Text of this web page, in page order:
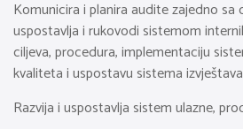
Komunicira i planira audite zajedno
uspostavlja i rukovodi sistemom
ciljeva, procedura, implementaciju
kvaliteta i uspostavu sistema
Razvija i uspostavlja sistem ulazne,